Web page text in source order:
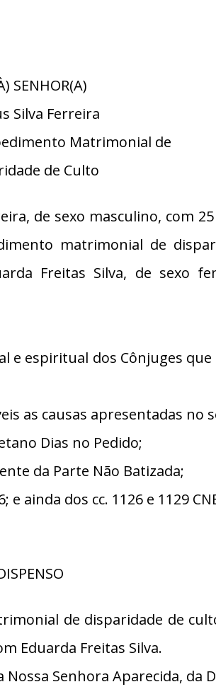
SENHOR(A)
Silva Ferreira
Matrimonial de
de Culto
de sexo masculino, com
matrimonial de
Freitas Silva, de sexo
e espiritual dos Cônjuges
as causas apresentadas no
Dias no Pedido;
da Parte Não Batizada;
ainda dos cc. 1126 e 1129
de disparidade de
Eduarda Freitas Silva.
Senhora Aparecida, da